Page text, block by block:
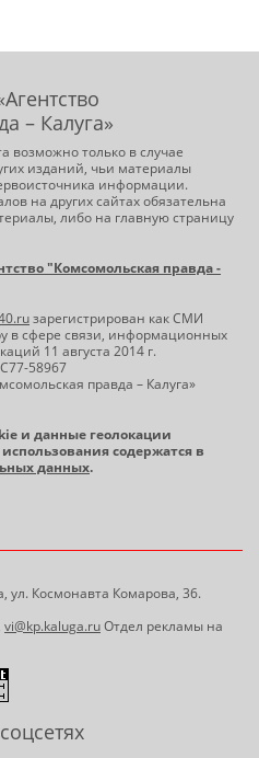
– Калуга»
возможно только в случае
изданий, чьи материалы
информации.
на других сайтах обязательна
либо на главную страницу
"Комсомольская правда -
зарегистрирован как СМИ
в сфере связи, информационных
11 августа 2014 г.
58967
правда – Калуга»
и данные геолокации
содержатся в
данных.
ул. Космонавта Комарова, 36.
vi@kp.kaluga.ruОтдел рекламы на